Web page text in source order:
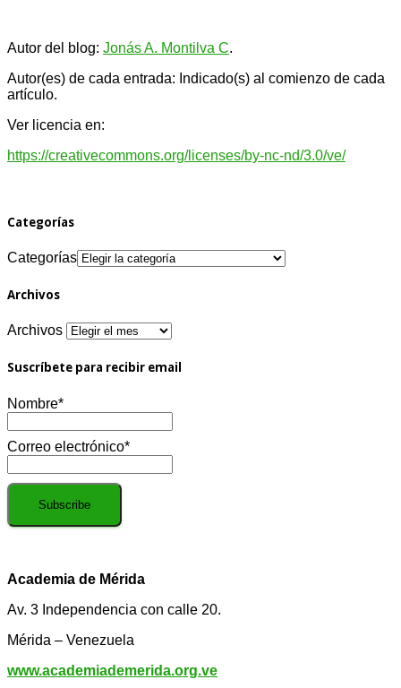
Autor del blog: Jonás A. Montilva C.
Autor(es) de cada entrada: Indicado(s) al comienzo de cada
artículo.
Ver licencia en:
https://creativecommons.org/licenses/by-nc-nd/3.0/ve/
Categorías
Categorías
Archivos
Archivos
Suscríbete para recibir email
Nombre*
Correo electrónico*
Academia de Mérida
Av. 3 Independencia con calle 20.
Mérida – Venezuela
www.academiademerida.org.ve